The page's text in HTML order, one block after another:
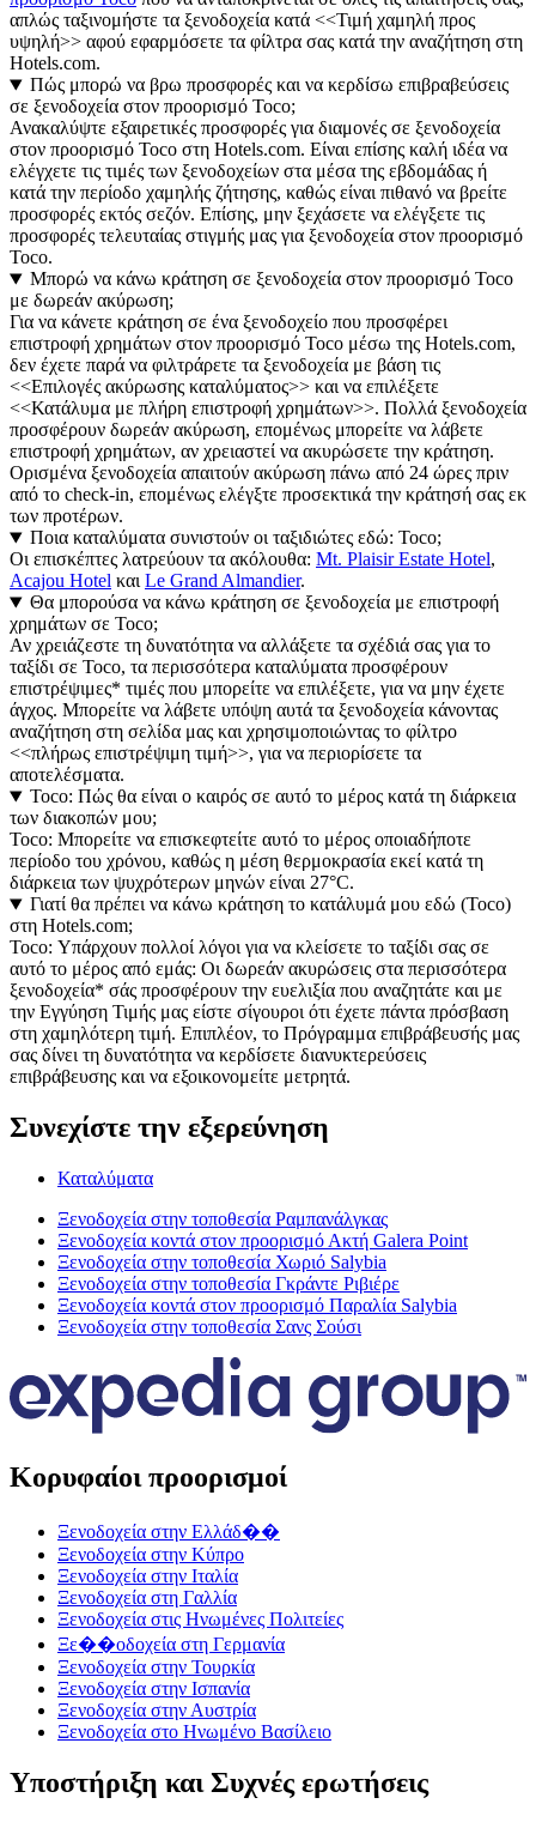
απλώς ταξινομήστε τα ξενοδοχεία κατά <<Τιμή χαμηλή προς
υψηλή>> αφού εφαρμόσετε τα φίλτρα σας κατά την αναζήτηση στη
Hotels.com.
Πώς μπορώ να βρω προσφορές και να κερδίσω επιβραβεύσεις
σε ξενοδοχεία στον προορισμό Toco;
Ανακαλύψτε εξαιρετικές προσφορές για διαμονές σε ξενοδοχεία
στον προορισμό Toco στη Hotels.com. Είναι επίσης καλή ιδέα να
ελέγχετε τις τιμές των ξενοδοχείων στα μέσα της εβδομάδας ή
κατά την περίοδο χαμηλής ζήτησης, καθώς είναι πιθανό να βρείτε
προσφορές εκτός σεζόν. Επίσης, μην ξεχάσετε να ελέγξετε τις
προσφορές τελευταίας στιγμής μας για ξενοδοχεία στον προορισμό
Toco.
Μπορώ να κάνω κράτηση σε ξενοδοχεία στον προορισμό Toco
με δωρεάν ακύρωση;
Για να κάνετε κράτηση σε ένα ξενοδοχείο που προσφέρει
επιστροφή χρημάτων στον προορισμό Toco μέσω της Hotels.com,
δεν έχετε παρά να φιλτράρετε τα ξενοδοχεία με βάση τις
<<Επιλογές ακύρωσης καταλύματος>> και να επιλέξετε
<<Κατάλυμα με πλήρη επιστροφή χρημάτων>>. Πολλά ξενοδοχεία
προσφέρουν δωρεάν ακύρωση, επομένως μπορείτε να λάβετε
επιστροφή χρημάτων, αν χρειαστεί να ακυρώσετε την κράτηση.
Ορισμένα ξενοδοχεία απαιτούν ακύρωση πάνω από 24 ώρες πριν
από το check-in, επομένως ελέγξτε προσεκτικά την κράτησή σας εκ
των προτέρων.
Ποια καταλύματα συνιστούν οι ταξιδιώτες εδώ: Toco;
Οι επισκέπτες λατρεύουν τα ακόλουθα: Mt. Plaisir Estate Hotel,
Acajou Hotel και Le Grand Almandier.
Θα μπορούσα να κάνω κράτηση σε ξενοδοχεία με επιστροφή
χρημάτων σε Toco;
Αν χρειάζεστε τη δυνατότητα να αλλάξετε τα σχέδιά σας για το
ταξίδι σε Toco, τα περισσότερα καταλύματα προσφέρουν
επιστρέψιμες* τιμές που μπορείτε να επιλέξετε, για να μην έχετε
άγχος. Μπορείτε να λάβετε υπόψη αυτά τα ξενοδοχεία κάνοντας
αναζήτηση στη σελίδα μας και χρησιμοποιώντας το φίλτρο
<<πλήρως επιστρέψιμη τιμή>>, για να περιορίσετε τα
αποτελέσματα.
Toco: Πώς θα είναι ο καιρός σε αυτό το μέρος κατά τη διάρκεια
των διακοπών μου;
Toco: Μπορείτε να επισκεφτείτε αυτό το μέρος οποιαδήποτε
περίοδο του χρόνου, καθώς η μέση θερμοκρασία εκεί κατά τη
διάρκεια των ψυχρότερων μηνών είναι 27°C.
Γιατί θα πρέπει να κάνω κράτηση το κατάλυμά μου εδώ (Toco)
στη Hotels.com;
Toco: Υπάρχουν πολλοί λόγοι για να κλείσετε το ταξίδι σας σε
αυτό το μέρος από εμάς: Οι δωρεάν ακυρώσεις στα περισσότερα
ξενοδοχεία* σάς προσφέρουν την ευελιξία που αναζητάτε και με
την Εγγύηση Τιμής μας είστε σίγουροι ότι έχετε πάντα πρόσβαση
στη χαμηλότερη τιμή. Επιπλέον, το Πρόγραμμα επιβράβευσής μας
σας δίνει τη δυνατότητα να κερδίσετε διανυκτερεύσεις
επιβράβευσης και να εξοικονομείτε μετρητά.
Συνεχίστε την εξερεύνηση
Καταλύματα
Ξενοδοχεία στην τοποθεσία Ραμπανάλγκας
Ξενοδοχεία κοντά στον προορισμό Ακτή Galera Point
Ξενοδοχεία στην τοποθεσία Χωριό Salybia
Ξενοδοχεία στην τοποθεσία Γκράντε Ριβιέρε
Ξενοδοχεία κοντά στον προορισμό Παραλία Salybia
Ξενοδοχεία στην τοποθεσία Σανς Σούσι
Κορυφαίοι προορισμοί
Ξενοδοχεία στην Ελλάδ��
Ξενοδοχεία στην Κύπρο
Ξενοδοχεία στην Ιταλία
Ξενοδοχεία στη Γαλλία
Ξενοδοχεία στις Ηνωμένες Πολιτείες
Ξε��οδοχεία στη Γερμανία
Ξενοδοχεία στην Τουρκία
Ξενοδοχεία στην Ισπανία
Ξενοδοχεία στην Αυστρία
Ξενοδοχεία στο Ηνωμένο Βασίλειο
Υποστήριξη και Συχνές ερωτήσεις